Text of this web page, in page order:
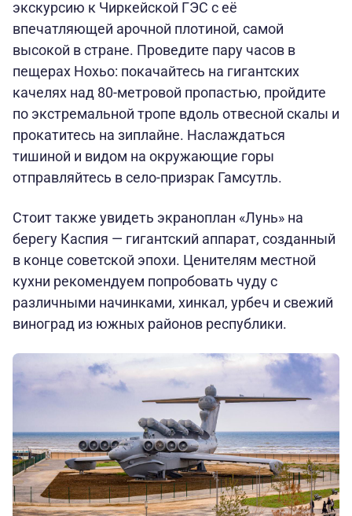
экскурсию к Чиркейской ГЭС с её
впечатляющей арочной плотиной, самой
высокой в стране. Проведите пару часов в
пещерах Нохьо: покачайтесь на гигантских
качелях над 80-метровой пропастью, пройдите
по экстремальной тропе вдоль отвесной скалы и
прокатитесь на зиплайне. Наслаждаться
тишиной и видом на окружающие горы
отправляйтесь в село-призрак Гамсутль.
Стоит также увидеть экраноплан «Лунь» на
берегу Каспия — гигантский аппарат, созданный
в конце советской эпохи. Ценителям местной
кухни рекомендуем попробовать чуду с
различными начинками, хинкал, урбеч и свежий
виноград из южных районов республики.